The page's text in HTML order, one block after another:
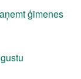
ģimenes